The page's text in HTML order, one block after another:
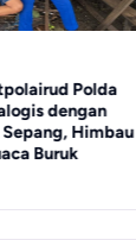
Polda
dengan
Sepang, Himbau
Buruk